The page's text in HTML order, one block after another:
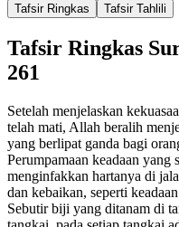
Tafsir Ringkas
Tafsir Tahlili
Tafsir Ringkas
261
Setelah menjelaskan
telah mati, Allah beralih
yang berlipat ganda bagi
Perumpamaan keadaan yang
menginfakkan hartanya di
dan kebaikan, seperti
Sebutir biji yang ditanam di